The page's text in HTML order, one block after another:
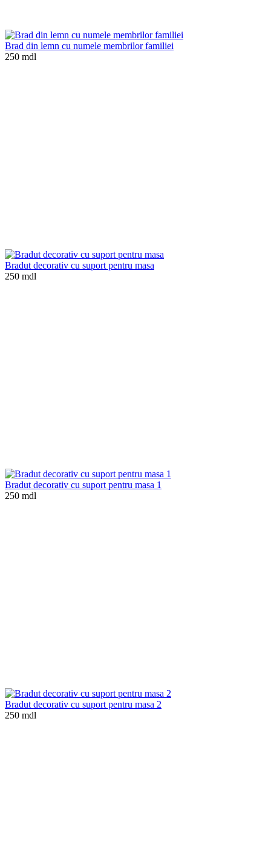
Brad din lemn cu numele membrilor familiei
250 mdl
Bradut decorativ cu suport pentru masa
250 mdl
Bradut decorativ cu suport pentru masa 1
250 mdl
Bradut decorativ cu suport pentru masa 2
250 mdl